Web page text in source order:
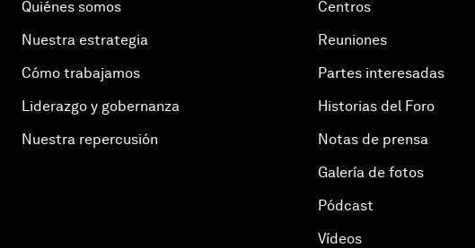
Quiénes somos
Nuestra estrategia
Cómo trabajamos
Liderazgo y gobernanza
Nuestra repercusión
Centros
Reuniones
Partes interesadas
Historias del Foro
Notas de prensa
Galería de fotos
Pódcast
Vídeos